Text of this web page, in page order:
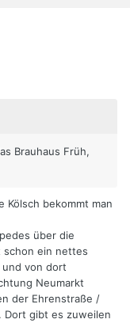
Brauhaus Früh,
bekommt man
über die
schon ein nettes
von dort
Neumarkt
der Ehrenstraße /
Dort gibt es zuweilen